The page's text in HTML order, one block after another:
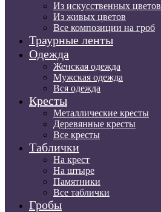
Из искусственных цветов
Из живых цветов
Все композиции на гроб
Траурные ленты
Одежда
Женская одежда
Мужская одежда
Вся одежда
Кресты
Металлические кресты
Деревянные кресты
Все кресты
Таблички
На крест
На штыре
Памятники
Все таблички
Гробы